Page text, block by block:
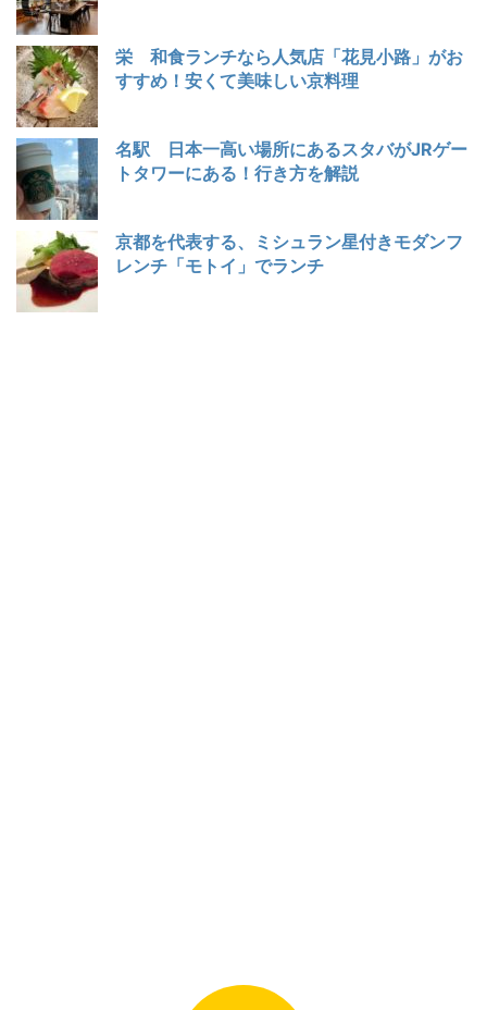
栄 和食ランチなら人気店「花見小路」がお
すすめ！安くて美味しい京料理
名駅 日本一高い場所にあるスタバがJRゲー
トタワーにある！行き方を解説
京都を代表する、ミシュラン星付きモダンフ
レンチ「モトイ」でランチ